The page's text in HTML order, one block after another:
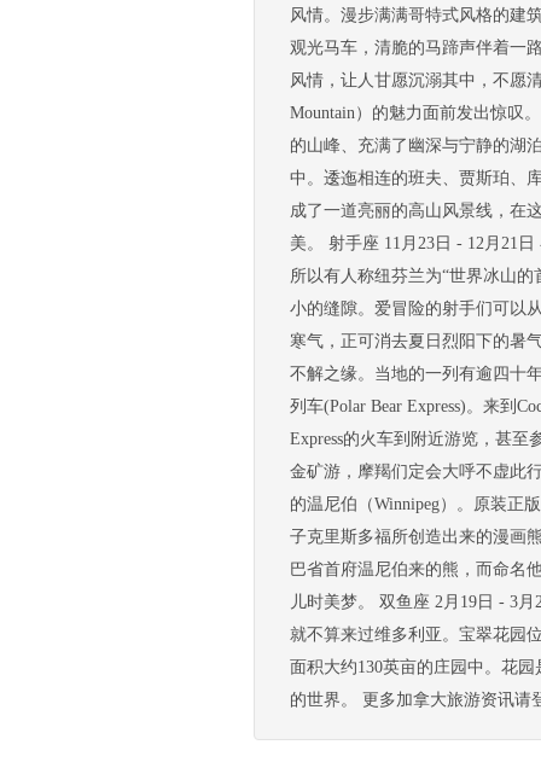
风情。漫步满满哥特式风格的建
观光马车，清脆的马蹄声伴着一
风情，让人甘愿沉溺其中，不愿
Mountain）的魅力面前发出惊叹
的山峰、充满了幽深与宁静的湖
中。逶迤相连的班夫、贾斯珀、
成了一道亮丽的高山风景线，在
美。 射手座 11月23日 - 12月21
所以有人称纽芬兰为“世界冰山
小的缝隙。爱冒险的射手们可以
寒气，正可消去夏日烈阳下的暑
不解之缘。当地的一列有逾四十
列车(Polar Bear Express)。来到
Express的火车到附近游览，甚
金矿游，摩羯们定会大呼不虚此
的温尼伯（Winnipeg）。原装正
子克里斯多福所创造出来的漫画
巴省首府温尼伯来的熊，而命名
儿时美梦。 双鱼座 2月19日 - 3
就不算来过维多利亚。宝翠花园
面积大约130英亩的庄园中。花
的世界。 更多加拿大旅游资讯请